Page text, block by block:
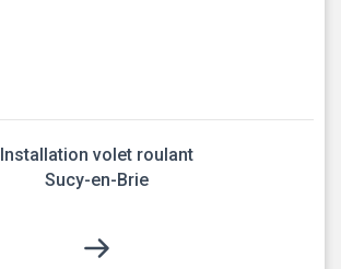
Installation volet roulant
Sucy-en-Brie